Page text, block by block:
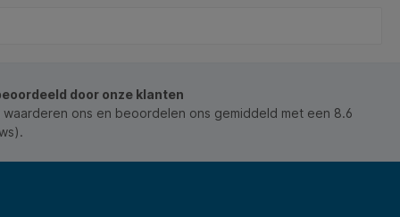
door onze klanten
waarderen ons en beoordelen ons gemiddeld met een 8.6